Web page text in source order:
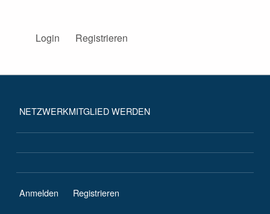
Login Registrieren
NETZWERKMITGLIED WERDEN
Anmelden Registrieren